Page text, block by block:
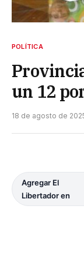
POLÍTICA
un 12
18 de agosto de
Agregar El
Libertador en